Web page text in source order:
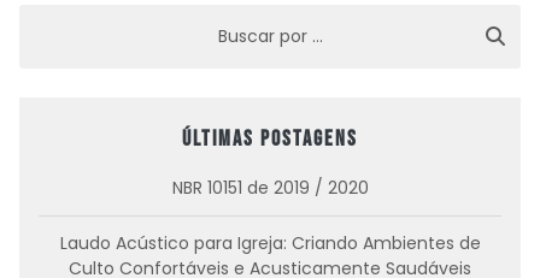
Últimas postagens
NBR 10151 de 2019 / 2020
Laudo Acústico para Igreja: Criando Ambientes de
Culto Confortáveis e Acusticamente Saudáveis